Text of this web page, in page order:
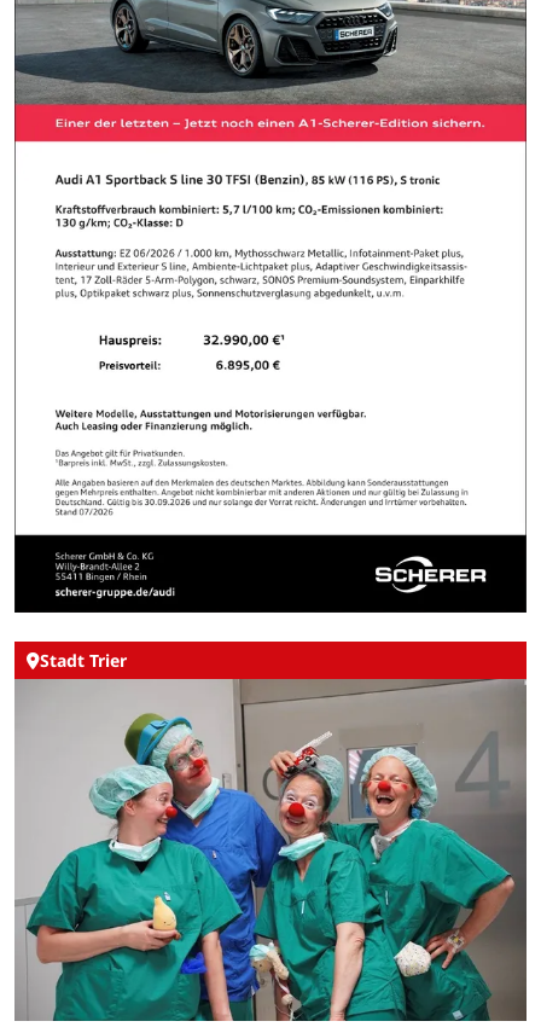
Stadt Trier